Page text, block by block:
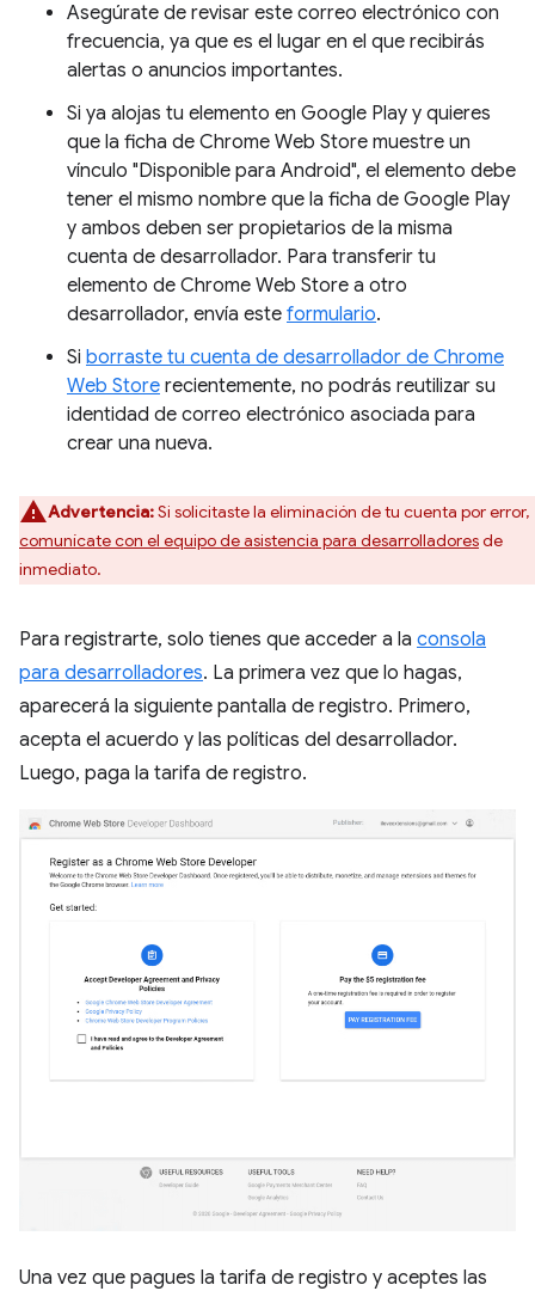
Asegúrate de revisar este correo electrónico con
frecuencia, ya que es el lugar en el que recibirás
alertas o anuncios importantes.
Si ya alojas tu elemento en Google Play y quieres
que la ficha de Chrome Web Store muestre un
vínculo "Disponible para Android", el elemento debe
tener el mismo nombre que la ficha de Google Play
y ambos deben ser propietarios de la misma
cuenta de desarrollador. Para transferir tu
elemento de Chrome Web Store a otro
desarrollador, envía este formulario.
Si borraste tu cuenta de desarrollador de Chrome
Web Store recientemente, no podrás reutilizar su
identidad de correo electrónico asociada para
crear una nueva.
Advertencia:Si solicitaste la eliminación de tu cuenta por error,
comunícate con el equipo de asistencia para desarrolladoresde
inmediato.
Para registrarte, solo tienes que acceder a la consola
para desarrolladores. La primera vez que lo hagas,
aparecerá la siguiente pantalla de registro. Primero,
acepta el acuerdo y las políticas del desarrollador.
Luego, paga la tarifa de registro.
Una vez que pagues la tarifa de registro y aceptes las